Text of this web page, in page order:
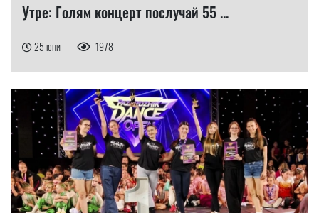
Утре: Голям концерт послучай 55 ...
25 юни 1978